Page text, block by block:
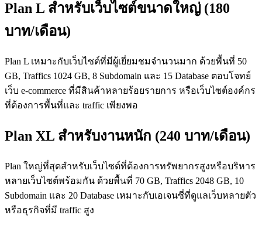
Plan L สำหรับเว็บไซต์ขนาดใหญ่ (180
บาท/เดือน)
Plan L เหมาะกับเว็บไซต์ที่มีผู้เยี่ยมชมจำนวนมาก ด้วยพื้นที่ 50
GB, Traffics 1024 GB, 8 Subdomain และ 15 Database ตอบโจทย์
เว็บ e-commerce ที่มีสินค้าหลายร้อยรายการ หรือเว็บไซต์องค์กร
ที่ต้องการพื้นที่และ traffic เพียงพอ
Plan XL สำหรับงานหนัก (240 บาท/เดือน)
Plan ใหญ่ที่สุดสำหรับเว็บไซต์ที่ต้องการทรัพยากรสูงหรือบริหาร
หลายเว็บไซต์พร้อมกัน ด้วยพื้นที่ 70 GB, Traffics 2048 GB, 10
Subdomain และ 20 Database เหมาะกับเอเจนซี่ที่ดูแลเว็บหลายตัว
หรือธุรกิจที่มี traffic สูง